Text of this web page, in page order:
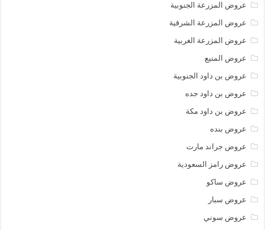
عروض المزرعة الجنوبية
عروض المزرعة الشرقية
عروض المزرعة الغربية
عروض المنيع
عروض بن داود الجنوبية
عروض بن داود جده
عروض بن داود مكة
عروض بنده
عروض جراند مارت
عروض رامز السعودية
عروض ساكو
عروض سبار
عروض سوني